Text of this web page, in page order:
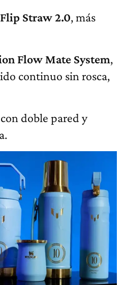
Straw 2.0, más
Flow Mate System,
continuo sin rosca,
doble pared y